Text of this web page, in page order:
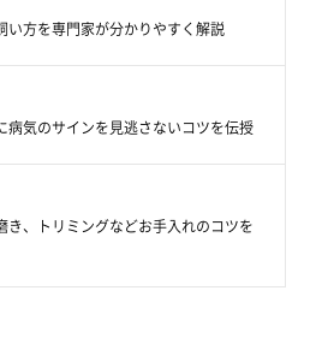
い方を専門家が分かりやすく解説
病気のサインを見逃さないコツを伝授
き、トリミングなどお手入れのコツを